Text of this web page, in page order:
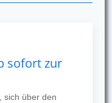
sofort zur
sich über den